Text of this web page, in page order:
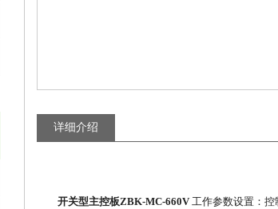
详细介绍
开关型主控板ZBK-MC-660V工作参数设置：控